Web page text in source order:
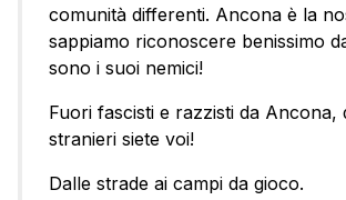
comunità differenti. Ancona è la
sappiamo riconoscere benissimo
sono i suoi nemici!
Fuori fascisti e razzisti da Ancona,
stranieri siete voi!
Dalle strade ai campi da gioco.